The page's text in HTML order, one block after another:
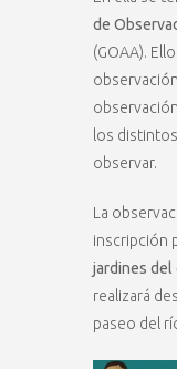
de
(GOAA).
los
observar.
La
inscripción
jardines del
realizará
paseo del